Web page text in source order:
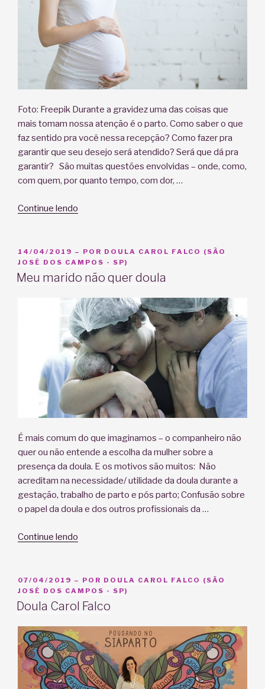
Foto: Freepik Durante a gravidez uma das coisas que
mais tomam nossa atenção é o parto. Como saber o que
faz sentido pra você nessa recepção? Como fazer pra
garantir que seu desejo será atendido? Será que dá pra
garantir? São muitas questões envolvidas – onde, como,
com quem, por quanto tempo, com dor, …
Continue lendo
parto
que
você
PUBLICADO
EM
14/04/2019 – POR DOULA CAROL FALCO (SÃO
JOSÉ DOS CAMPOS - SP)
Meu marido não quer doula
É mais comum do que imaginamos – o companheiro não
quer ou não entende a escolha da mulher sobre a
presença da doula. E os motivos são muitos: Não
acreditam na necessidade/ utilidade da doula durante a
gestação, trabalho de parto e pós parto; Confusão sobre
o papel da doula e dos outros profissionais da …
Continue lendo
quer
doula”
PUBLICADO
EM
07/04/2019 – POR DOULA CAROL FALCO (SÃO
JOSÉ DOS CAMPOS - SP)
Doula Carol Falco